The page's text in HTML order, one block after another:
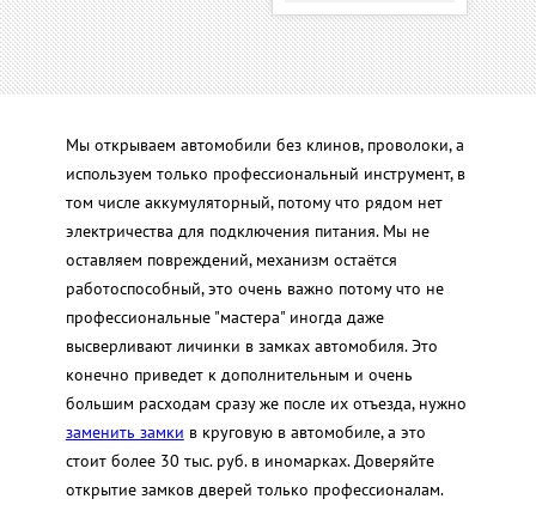
Мы открываем автомобили без клинов, проволоки, а
используем только профессиональный инструмент, в
том числе аккумуляторный, потому что рядом нет
электричества для подключения питания. Мы не
оставляем повреждений, механизм остаётся
работоспособный, это очень важно потому что не
профессиональные "мастера" иногда даже
высверливают личинки в замках автомобиля. Это
конечно приведет к дополнительным и очень
большим расходам сразу же после их отъезда, нужно
заменить замки в круговую в автомобиле, а это
стоит более 30 тыс. руб. в иномарках. Доверяйте
открытие замков дверей только профессионалам.